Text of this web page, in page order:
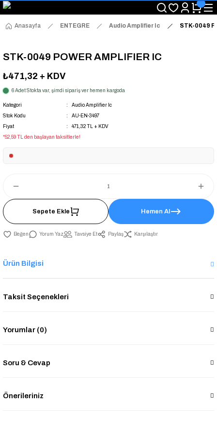
"Saat 14:00'a Kadar Verilen Siparişlerde Aynı Gün Kargo Avantajı!
"Binlerce Ürün Çeşitliliği ile Stoktan Hemen Teslim."
"Toptan Fiyatına Perakende Satış Avantajını Kaçırmayın!"
Anasayfa ENTEGRE Audio Amplifier Ic STK-0049
STK-0049 POWER AMPLIFIER IC
₺471,32 + KDV
6 Adet Stokta var, şimdi sipariş ver hemen kargoda
Kategori
Audio Amplifier Ic
Stok Kodu
AU-EN-3497
Fiyat
471,32 TL + KDV
*52,59 TL den başlayan taksitlerle!
Sepete Ekle Hemen Al
Yorum Yaz Tavsiye Et Paylaş Karşılaştır
Ürün Bilgisi
Taksit Seçenekleri
Yorumlar (0)
Soru & Cevap
Önerileriniz